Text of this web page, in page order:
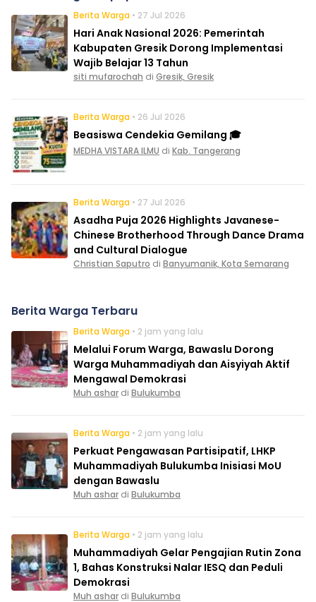
Berita Warga • 27 Jul 2026
Hari Anak Nasional 2026: Pemerintah
Kabupaten Gresik Dorong Implementasi
Wajib Belajar 13 Tahun
siti mufarochah di Gresik, Gresik
Berita Warga • 26 Jul 2026
Beasiswa Cendekia Gemilang 🎓
MEDHA VISTARA ILMU di Kab. Tangerang
Berita Warga • 27 Jul 2026
Asadha Puja 2026 Highlights Javanese-
Chinese Brotherhood Through Dance Drama
and Cultural Dialogue
Christian Saputro di Banyumanik, Kota Semarang
Berita Warga Terbaru
Berita Warga • 2 jam yang lalu
Melalui Forum Warga, Bawaslu Dorong
Warga Muhammadiyah dan Aisyiyah Aktif
Mengawal Demokrasi
Muh ashar di Bulukumba
Berita Warga • 2 jam yang lalu
Perkuat Pengawasan Partisipatif, LHKP
Muhammadiyah Bulukumba Inisiasi MoU
dengan Bawaslu
Muh ashar di Bulukumba
Berita Warga • 2 jam yang lalu
Muhammadiyah Gelar Pengajian Rutin Zona
1, Bahas Konstruksi Nalar IESQ dan Peduli
Demokrasi
Muh ashar di Bulukumba